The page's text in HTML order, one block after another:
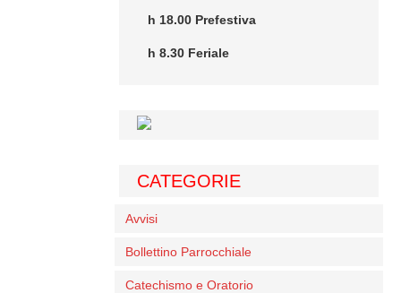
h 18.00 Prefestiva
h 8.30 Feriale
CATEGORIE
Avvisi
Bollettino Parrocchiale
Catechismo e Oratorio